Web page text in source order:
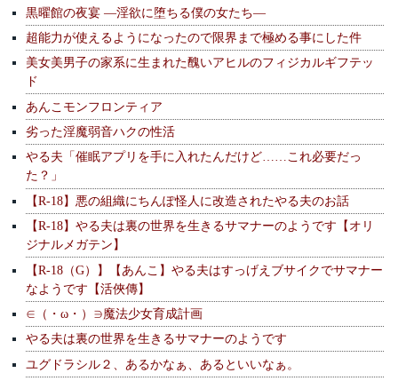
黒曜館の夜宴 —淫欲に堕ちる僕の女たち—
超能力が使えるようになったので限界まで極める事にした件
美女美男子の家系に生まれた醜いアヒルのフィジカルギフテッ
ド
あんこモンフロンティア
劣った淫魔弱音ハクの性活
やる夫「催眠アプリを手に入れたんだけど……これ必要だっ
た？」
【R-18】悪の組織にちんぽ怪人に改造されたやる夫のお話
【R-18】やる夫は裏の世界を生きるサマナーのようです【オリ
ジナルメガテン】
【R-18（G）】【あんこ】やる夫はすっげえブサイクでサマナー
なようです【活俠傳】
∈（・ω・）∋魔法少女育成計画
やる夫は裏の世界を生きるサマナーのようです
ユグドラシル２、あるかなぁ、あるといいなぁ。